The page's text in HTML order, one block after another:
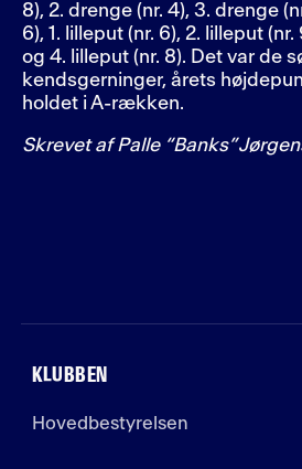
8), 2. drenge (nr. 4), 3. drenge
6), 1. lilleput (nr. 6), 2. lilleput
og 4. lilleput (nr. 8). Det var de
kendsgerninger, årets
holdet i A-rækken.
Skrevet afPalle “Banks”
KLUBBEN
Hovedbestyrelsen